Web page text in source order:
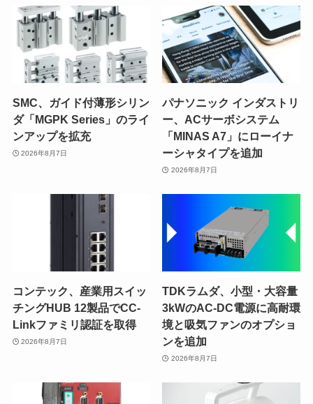
SMC、ガイド付薄形シリン
ダ「MGPK Series」のライ
ンアップを拡充
2026年8月7日
パナソニック インダストリ
ー、ACサーボシステム
「MINAS A7」にローイナ
ーシャタイプを追加
2026年8月7日
コンテック、産業用スイッ
チングHUB 12製品でCC-
Linkファミリ認証を取得
2026年8月7日
TDKラムダ、小型・大容量
3kWのAC-DC電源に高耐環
境と吸気ファンのオプショ
ンを追加
2026年8月7日